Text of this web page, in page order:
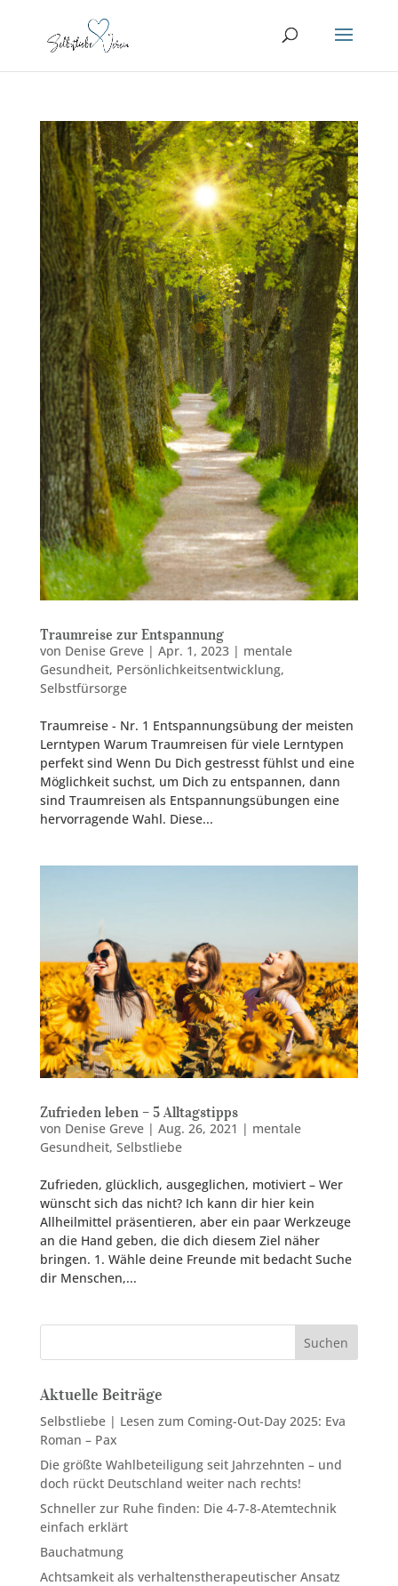
Traumreise zur Entspannung
von Denise Greve| Apr. 1, 2023| mentale
Gesundheit, Persönlichkeitsentwicklung,
Selbstfürsorge
Traumreise - Nr. 1 Entspannungsübung der meisten
Lerntypen Warum Traumreisen für viele Lerntypen
perfekt sind Wenn Du Dich gestresst fühlst und eine
Möglichkeit suchst, um Dich zu entspannen, dann
sind Traumreisen als Entspannungsübungen eine
hervorragende Wahl. Diese...
Zufrieden leben – 5 Alltagstipps
von Denise Greve| Aug. 26, 2021 | mentale
Gesundheit, Selbstliebe
Zufrieden, glücklich, ausgeglichen, motiviert – Wer
wünscht sich das nicht? Ich kann dir hier kein
Allheilmittel präsentieren, aber ein paar Werkzeuge
an die Hand geben, die dich diesem Ziel näher
bringen. 1. Wähle deine Freunde mit bedacht Suche
dir Menschen,...
Suchen
Aktuelle Beiträge
Selbstliebe | Lesen zum Coming-Out-Day 2025: Eva
Roman – Pax
Die größte Wahlbeteiligung seit Jahrzehnten – und
doch rückt Deutschland weiter nach rechts!
Schneller zur Ruhe finden: Die 4-7-8-Atemtechnik
einfach erklärt
Bauchatmung
Achtsamkeit als verhaltenstherapeutischer Ansatz